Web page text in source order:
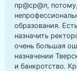
пр@ср@л,
образования.
назначить
очень большая
назначении
и банкротство.